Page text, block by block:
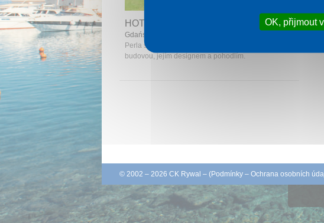
HOTEL DWÓR UPHAGENA
Gdańsk
Perla starého města, která uchvátí svou historickou
budovou, jejím designem a pohodlím.
© 2002 – 2026 CK Rywal – (Podmínky – Ochrana osobních
OK, přijmout